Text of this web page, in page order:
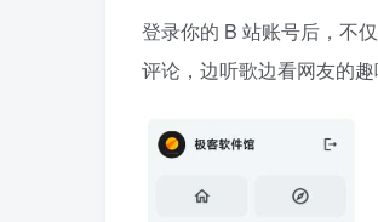
登录你的 B 站账号后，不
评论，边听歌边看网友的趣